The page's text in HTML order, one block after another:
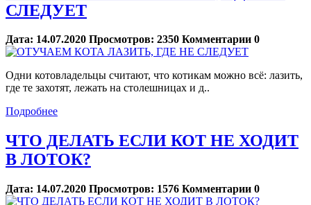
СЛЕДУЕТ
Дата: 14.07.2020 Просмотров: 2350 Комментарии 0
Одни котовладельцы считают, что котикам можно всё: лазить,
где те захотят, лежать на столешницах и д..
Подробнее
ЧТО ДЕЛАТЬ ЕСЛИ КОТ НЕ ХОДИТ
В ЛОТОК?
Дата: 14.07.2020 Просмотров: 1576 Комментарии 0